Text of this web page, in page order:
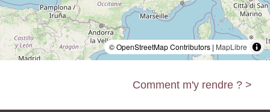
© OpenStreetMap Contributors | MapLibre
Comment m'y rendre ? >